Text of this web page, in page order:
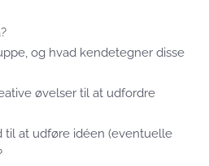
og hvad kendetegner disse
øvelser til at udfordre
at udføre idéen (eventuelle